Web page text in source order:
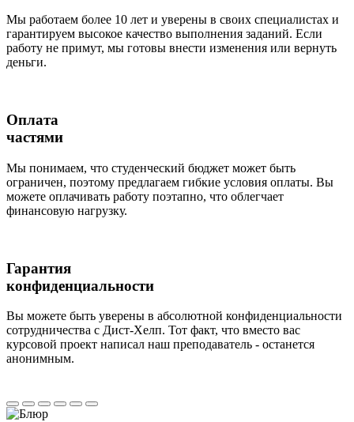
Мы работаем более 10 лет и уверены в своих специалистах и
гарантируем высокое качество выполнения заданий. Если
работу не примут, мы готовы внести изменения или вернуть
деньги.
Оплата
частями
Мы понимаем, что студенческий бюджет может быть
ограничен, поэтому предлагаем гибкие условия оплаты. Вы
можете оплачивать работу поэтапно, что облегчает
финансовую нагрузку.
Гарантия
конфиденциальности
Вы можете быть уверены в абсолютной конфиденциальности
сотрудничества с Дист-Хелп. Тот факт, что вместо вас
курсовой проект написал наш преподаватель - останется
анонимным.